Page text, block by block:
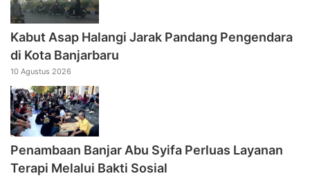
Kabut Asap Halangi Jarak Pandang Pengendara
di Kota Banjarbaru
10 Agustus 2026
Penambaan Banjar Abu Syifa Perluas Layanan
Terapi Melalui Bakti Sosial